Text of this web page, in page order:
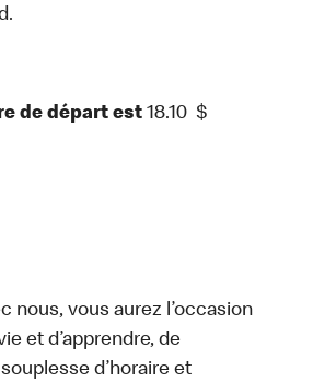
de départ est 18.10 $
nous, vous aurez l’occasion
et d’apprendre, de
d’horaire et